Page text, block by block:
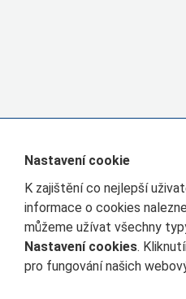
Nastavení cookie
K zajištění co nejlepší
informace o cookies
můžeme užívat všechny
Nastavení cookies.
pro fungování našich